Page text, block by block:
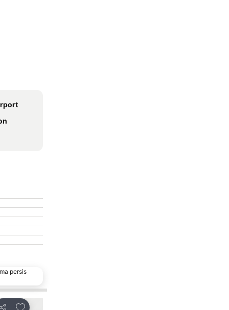
persis
Tambahkan ke favorit